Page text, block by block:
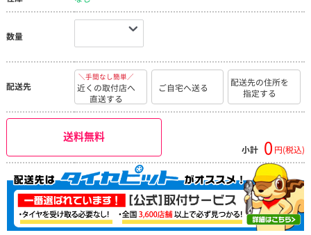
数量
配送先
＼手間なし簡単／
近くの取付店へ
直送する
ご自宅へ送る
配送先の住所を
指定する
送料無料
小計 0 円(税込)